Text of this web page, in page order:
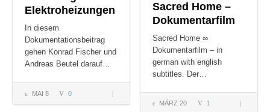
Elektroheizungen
In diesem
Dokumentationsbeitrag
gehen Konrad Fischer und
Andreas Beutel darauf…
MAI 8 0
Erfahrung mit
Elektroheizungen
Sacred Home –
Dokumentarfilm
Sacred Home ∞
Dokumentarfilm – in
german with english
subtitles. Der…
MÄRZ 20 1